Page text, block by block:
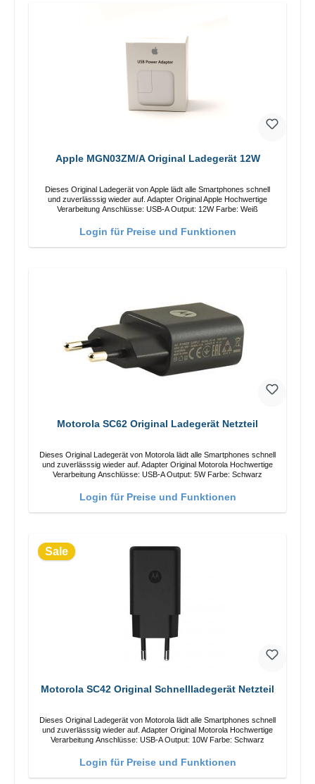
Apple MGN03ZM/A Original Ladegerät 12W
Dieses Original Ladegerät von Apple lädt alle Smartphones schnell
und zuverlässsig wieder auf. Adapter Original Apple Hochwertige
Verarbeitung Anschlüsse: USB-A Output: 12W Farbe: Weiß
Login für Preise und Funktionen
Motorola SC62 Original Ladegerät Netzteil
Dieses Original Ladegerät von Motorola lädt alle Smartphones schnell
und zuverlässsig wieder auf. Adapter Original Motorola Hochwertige
Verarbeitung Anschlüsse: USB-A Output: 5W Farbe: Schwarz
Login für Preise und Funktionen
Sale
Motorola SC42 Original Schnellladegerät Netzteil
Dieses Original Ladegerät von Motorola lädt alle Smartphones schnell
und zuverlässsig wieder auf. Adapter Original Motorola Hochwertige
Verarbeitung Anschlüsse: USB-A Output: 10W Farbe: Schwarz
Login für Preise und Funktionen